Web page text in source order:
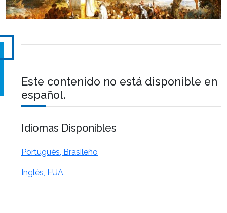
Este contenido no está disponible en
español.
Idiomas Disponibles
Portugués, Brasileño
Inglés, EUA